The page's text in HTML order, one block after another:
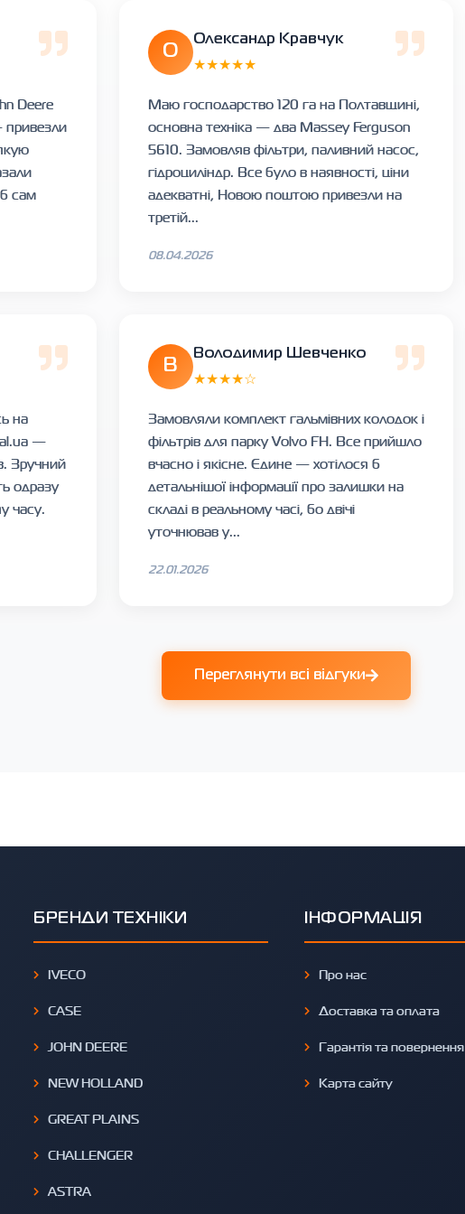
Deere
привезли
сам
О
Олександр Кравчук
★★★★★
Маю господарство 120 га на Полтавщині,
основна техніка — два Massey Ferguson
5610. Замовляв фільтри, паливний насос,
гідроциліндр. Все було в наявності, ціни
адекватні, Новою поштою привезли на
третій...
08.04.2026
на
—
Зручний
одразу
часу.
В
Володимир Шевченко
★★★★☆
Замовляли комплект гальмівних колодок і
фільтрів для парку Volvo FH. Все прийшло
вчасно і якісне. Єдине — хотілося б
детальнішої інформації про залишки на
складі в реальному часі, бо двічі
уточнював у...
22.01.2026
Переглянути всі відгуки
БРЕНДИ ТЕХНІКИ
IVECO
CASE
JOHN DEERE
NEW HOLLAND
GREAT PLAINS
CHALLENGER
ASTRA
ІНФОРМАЦІЯ
Про нас
Доставка та оплата
Гарантія та повернення
Карта сайту